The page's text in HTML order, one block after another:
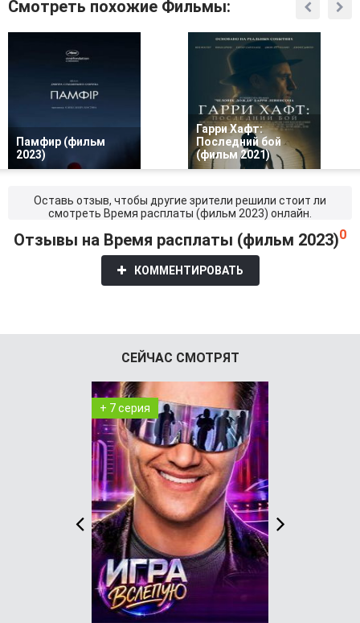
Смотреть похожие Фильмы:
Памфир (фильм
2023)
Гарри Хафт:
Последний бой
(фильм 2021)
Оставь отзыв, чтобы другие зрители решили стоит ли
смотреть Время расплаты (фильм 2023) онлайн.
Отзывы на Время расплаты (фильм 2023)0
КОММЕНТИРОВАТЬ
СЕЙЧАС СМОТРЯТ
+ 7 серия